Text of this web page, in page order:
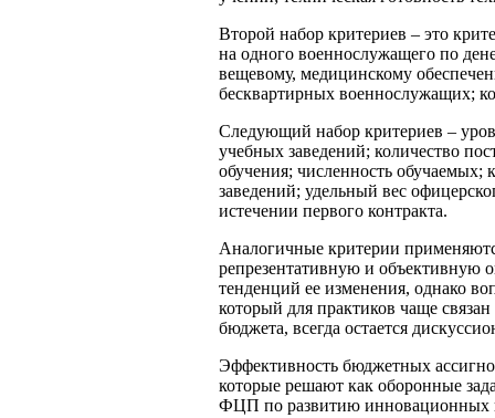
Второй набор критериев – это
на одного военнослужащего по
вещевому, медицинскому
бесквартирных военнослужащих;
Следующий набор критериев –
учебных заведений; количество
обучения; численность
заведений; удельный вес
истечении первого контракта.
Аналогичные критерии
репрезентативную и объективную
тенденций ее изменения, однако
который для практиков чаще
бюджета, всегда остается
Эффективность бюджетных
которые решают как оборонные
ФЦП по развитию инновационных